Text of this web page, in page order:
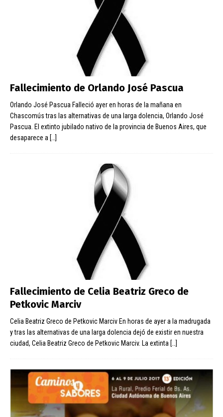
Fallecimiento de Orlando José Pascua
Orlando José Pascua Falleció ayer en horas de la mañana en
Chascomús tras las alternativas de una larga dolencia, Orlando José
Pascua. El extinto jubilado nativo de la provincia de Buenos Aires, que
desaparece a […]
Fallecimiento de Celia Beatriz Greco de
Petkovic Marciv
Celia Beatriz Greco de Petkovic Marciv En horas de ayer a la madrugada
y tras las alternativas de una larga dolencia dejó de existir en nuestra
ciudad, Celia Beatriz Greco de Petkovic Marciv. La extinta […]